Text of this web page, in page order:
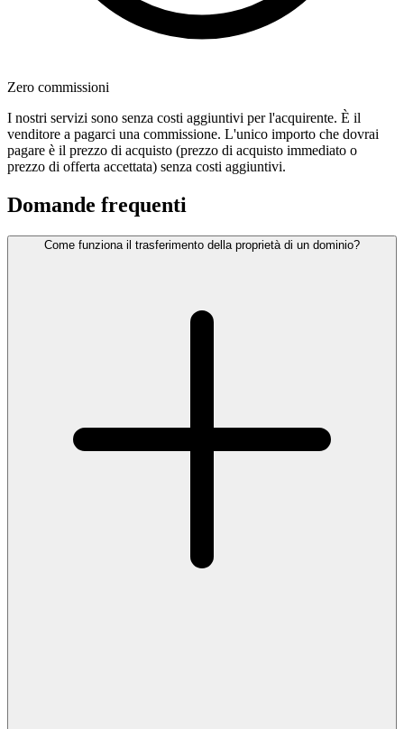
Zero commissioni
I nostri servizi sono senza costi aggiuntivi per l'acquirente. È il
venditore a pagarci una commissione. L'unico importo che dovrai
pagare è il prezzo di acquisto (prezzo di acquisto immediato o
prezzo di offerta accettata) senza costi aggiuntivi.
Domande frequenti
Come funziona il trasferimento della proprietà di un dominio?